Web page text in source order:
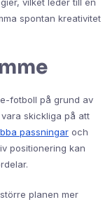
spontan kreativitet
fotboll på grund av
skickliga på att
passningar och
positionering kan
planen mer